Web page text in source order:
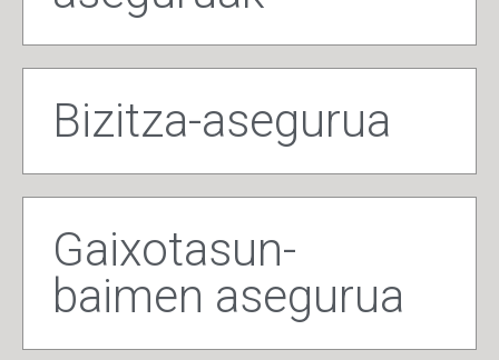
Bizitza-asegurua
Gaixotasun-
baimen asegurua